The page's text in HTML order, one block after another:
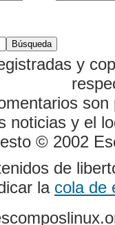
y
noticias y el
© 2002
de
la cola de